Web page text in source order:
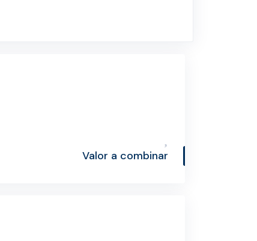
Valor a combinar